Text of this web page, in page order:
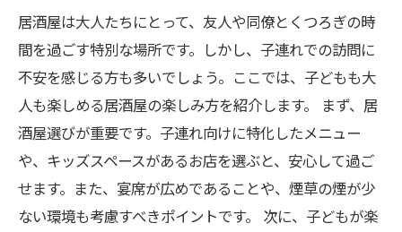
居酒屋は大人たちにとって、友人や同僚とくつろぎの時
間を過ごす特別な場所です。しかし、子連れでの訪問に
不安を感じる方も多いでしょう。ここでは、子どもも大
人も楽しめる居酒屋の楽しみ方を紹介します。 まず、居
酒屋選びが重要です。子連れ向けに特化したメニュー
や、キッズスペースがあるお店を選ぶと、安心して過ご
せます。また、宴席が広めであることや、煙草の煙が少
ない環境も考慮すべきポイントです。 次に、子どもが楽